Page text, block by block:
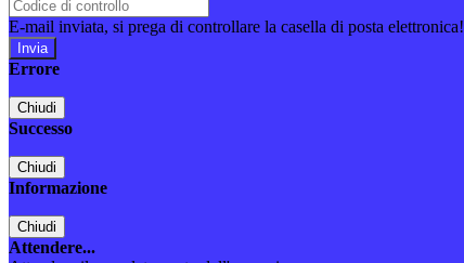
E-mail inviata, si prega di controllare la casella di posta elettronica!
Errore
Chiudi
Successo
Chiudi
Informazione
Chiudi
Attendere...